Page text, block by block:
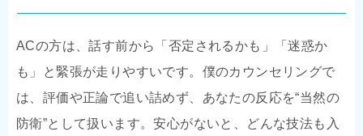
ACの方は、話す前から「否定されるかも」「迷惑か
も」と緊張が走りやすいです。僕のカウンセリングで
は、評価や正論で追い詰めず、あなたの反応を“当然の
防衛”として扱います。安心がないと、どんな技法も入